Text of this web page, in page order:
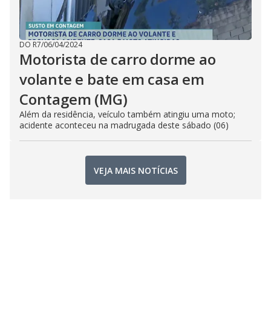
DO R7/06/04/2024
Motorista de carro dorme ao
volante e bate em casa em
Contagem (MG)
Além da residência, veículo também atingiu uma moto;
acidente aconteceu na madrugada deste sábado (06)
VEJA MAIS NOTÍCIAS